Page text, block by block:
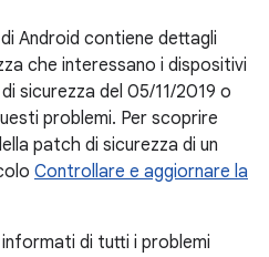
Android contiene dettagli
che interessano i dispositivi
sicurezza del 05/11/2019 o
problemi. Per scoprire
patch di sicurezza di un
Controllare e aggiornare la
di tutti i problemi